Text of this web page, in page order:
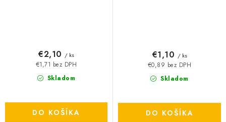
Skladom
€1,71 bez DPH
€2,10 / ks
DO KOŠÍKA
Skladom
€0,89 bez DPH
€1,10 / ks
DO KOŠÍKA